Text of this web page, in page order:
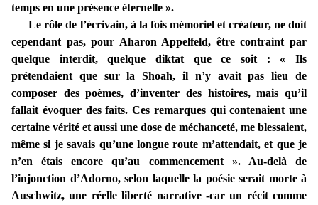
temps en une présence éternelle ».
Le rôle de l’écrivain, à la fois mémoriel et créateur, ne doit
cependant pas, pour Aharon Appelfeld, être contraint par
quelque interdit, quelque diktat que ce soit : « Ils
prétendaient que sur la Shoah, il n’y avait pas lieu de
composer des poèmes, d’inventer des histoires, mais qu’il
fallait évoquer des faits. Ces remarques qui contenaient une
certaine vérité et aussi une dose de méchanceté, me blessaient,
même si je savais qu’une longue route m’attendait, et que je
n’en étais encore qu’au commencement ». Au-delà de
l’injonction d’Adorno, selon laquelle la poésie serait morte à
Auschwitz, une réelle liberté narrative -car un récit comme